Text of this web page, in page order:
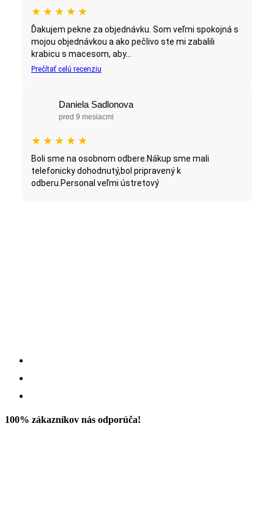
★ ★ ★ ★ ★
Ďakujem pekne za objednávku. Som veľmi spokojná s
mojou objednávkou a ako pečlivo ste mi zabalili
krabicu s macesom, aby...
Prečítať celú recenziu
Daniela Sadlonova
pred 9 mesiacmi
★ ★ ★ ★ ★
Boli sme na osobnom odbere.Nákup sme mali
telefonicky dohodnutý,bol pripravený k
odberu.Personal veľmi ústretový
100% zákazníkov nás odporúča!